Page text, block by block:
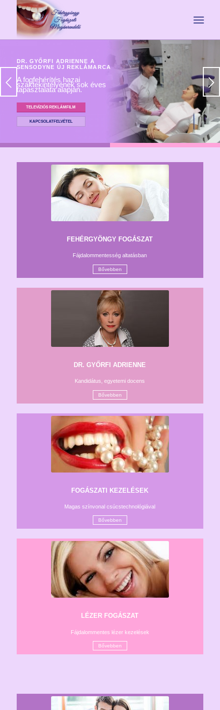
DR. GYŐRFI ADRIENNE A
SENSODYNE ÚJ REKLÁMARCA
A fogfehérítés hazai
szaktekintélyének sok éves
tapasztalata alapján.
TELEVÍZIÓS REKLÁMFILM
KAPCSOLATFELVÉTEL
FEHÉRGYÖNGY FOGÁSZAT
Fájdalommentesség altatásban
Bővebben
DR. GYŐRFI ADRIENNE
Kandidátus, egyetemi docens
Bővebben
FOGÁSZATI KEZELÉSEK
Magas színvonal csúcstechnológiával
Bővebben
LÉZER FOGÁSZAT
Fájdalommentes lézer kezelések
Bővebben